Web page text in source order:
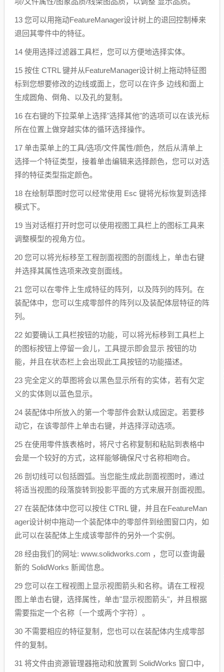
13 您可以用拖动FeatureManager设计树上的退回控制棒来
退回其零件中的特征。
14 使用选择过滤器工具栏，您可以方便地选择实体。
15 按住 CTRL 键并从FeatureManager设计树上拖动特征图
标到您想要修改的边线或面上，您可以在许多 边线和面上
生成圆角、倒角、以及孔的复制。
16 在右键的下拉菜单上选择"选择其他"的选项可以在该光标
所在位置上做穿越实体的循环选择操作。
17 单击菜单上的工具/选项/文件属性/颜色，然后从清单上
选择一个特征类型，接着单击编辑来选择颜色，您可以对选
择的特征类型指定颜色。
18 在绘制草图时您可以经常使用 Esc 键将光标恢复到选择
模式下。
19 当对话框打开时您可以使用视图工具栏上的图标工具来
调整模型的视角方位。
20 您可以将光标移至工程剖面视图的剖面线上，单击右键
并选择其属性选项来改变剖面线。
21 您可以在零件上生成特征的阵列，以及阵列的阵列。在
装配体中，您可以生成零部件的阵列以及装配体层特征的阵
列。
22 如要确认工具栏按钮的功能，可以将光标移到工具栏上
的图标按钮上停留一会儿，工具提示即会显示 按钮的功
能，并且在状态栏上会出现此工具按钮的功能描述。
23 完全定义的草图将会以黑色显示所有的实体，若有欠定
义的实体则以蓝色显示。
24 装配体中所放入的第一个零部件会默认成固定。若要移
动它，在该零部件上单击右键，并选择浮动选项。
25 在使用零件族表格时，将尺寸名称复制和粘贴到表格中
会是一个较好的方式，这样能够确保尺寸名称相吻合。
26 剖切线可以包括圆弧。当您能生成此剖面视图时，通过
将适当视图的段落旋转到投影平面的方式来展开剖面视图。
27 在装配体体中您可以按住 CTRL 键，并且在FeatureMan
ager设计树中拖动一个装配体中的零部件到绘图窗口内，如
此可以在装配体上生成该零部件的另外一个实例。
28 经由我们的网址: www.solidworks.com ，您可以查询最
新的 SolidWorks 新闻信息。
29 您可以在工程视图上显示视图箭头和名称。请在工程视
图上单击右键，选择属性，单击"显示视图箭头"，并且根据
需要指定一个名称〔一个或两个字符〕。
30 不需要相应的特征复制，您也可以在装配体内生成零部
件的复制。
31 将文件由资源管理器拖动和放置到 SolidWorks 窗口中，